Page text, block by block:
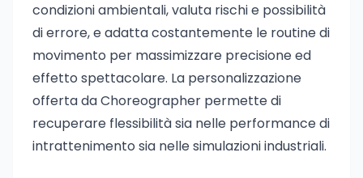
condizioni ambientali, valuta rischi e possibilità
di errore, e adatta costantemente le routine di
movimento per massimizzare precisione ed
effetto spettacolare. La personalizzazione
offerta da Choreographer permette di
recuperare flessibilità sia nelle performance di
intrattenimento sia nelle simulazioni industriali.